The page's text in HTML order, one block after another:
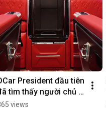
President đầu tiên
tìm thấy người chủ
tầm
views